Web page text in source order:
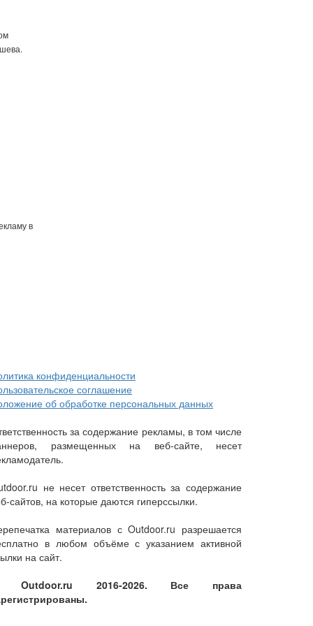
в
конфиденциальности
соглашение
об обработке персональных данных
за содержание рекламы, в том числе
размещенных на веб-сайте, несет
не несет ответственность за содержание
сайтов, на которые даются гиперссылки.
материалов с Outdoor.ru разрешается
в любом объёме с указанием активной
на сайт.
Outdoor.ru 2016-2026. Все права